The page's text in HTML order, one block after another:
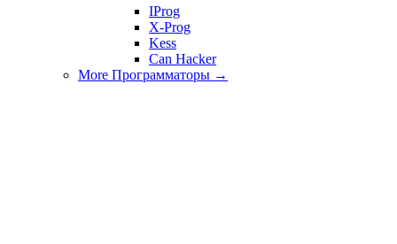
IProg
X-Prog
Kess
Can Hacker
More Программаторы →